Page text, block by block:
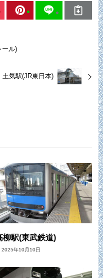
ール)
土気駅(JR東日本)
柳駅(東武鉄道)
2025年10月10日